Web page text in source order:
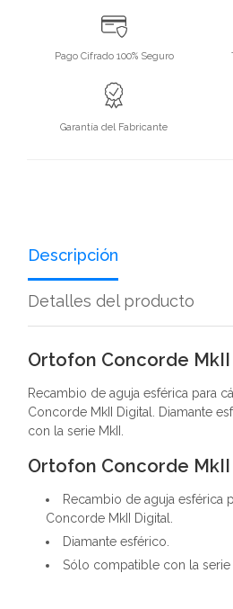
Pago Cifrado 100% Seguro
Garantía del Fabricante
Descripción
Detalles del producto
Ortofon Concorde
Recambio de aguja esférica para
Concorde MkII Digital. Diamante
con la serie MkII.
Ortofon Concorde
Recambio de aguja esférica
Concorde MkII Digital.
Diamante esférico.
Sólo compatible con la serie